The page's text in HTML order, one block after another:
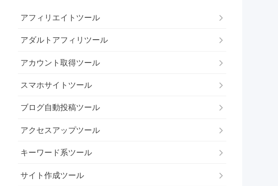
アフィリエイトツール
アダルトアフィリツール
アカウント取得ツール
スマホサイトツール
ブログ自動投稿ツール
アクセスアップツール
キーワード系ツール
サイト作成ツール